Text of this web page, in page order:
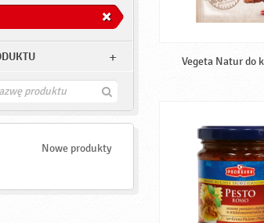
Z
d
Nowe produkty
Vegeta Natur do